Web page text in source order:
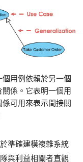
個用例依賴於另一個
係。它表明一個用
可用來表示間接關
準確建模複雜系統
與利益相關者直觀